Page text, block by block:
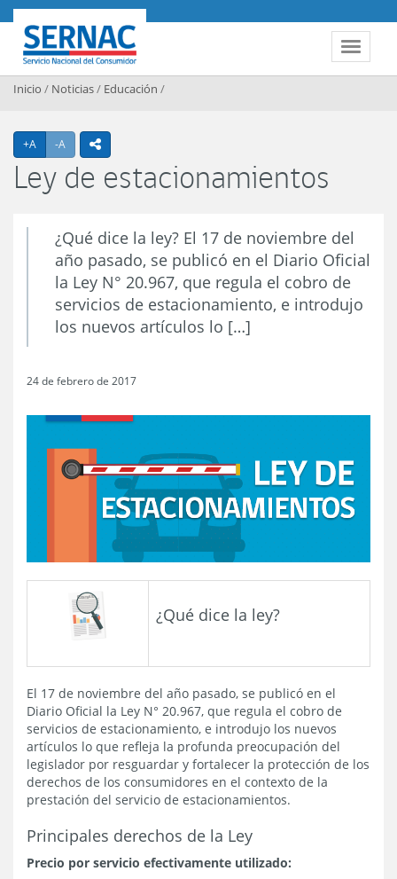
Contenido principal
Toggle
SERNAC
Inicio / Noticias/ Educación /
+A Agrandar texto
-A Achicar textoicono compartir
Ley de estacionamientos
¿Qué dice la ley? El 17 de noviembre del
año pasado, se publicó en el Diario Oficial
la Ley N° 20.967, que regula el cobro de
servicios de estacionamiento, e introdujo
los nuevos artículos lo […]
24 de febrero de 2017
¿Qué dice la ley?
El 17 de noviembre del año pasado, se publicó en el
Diario Oficial la Ley N° 20.967, que regula el cobro de
servicios de estacionamiento, e introdujo los nuevos
artículos lo que refleja la profunda preocupación del
legislador por resguardar y fortalecer la protección de los
derechos de los consumidores en el contexto de la
prestación del servicio de estacionamientos.
Principales derechos de la Ley
Precio por servicio efectivamente utilizado: